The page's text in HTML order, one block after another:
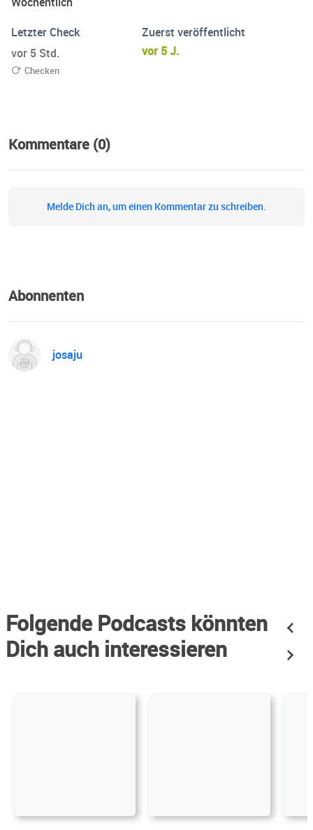
Letzter Check
vor 5 Std.
Checken
Zuerst veröffentlicht
vor 5 J.
Kommentare (0)
Melde Dich an, um einen Kommentar zu schreiben.
Abonnenten
josaju
Folgende Podcasts könnten
Dich auch interessieren